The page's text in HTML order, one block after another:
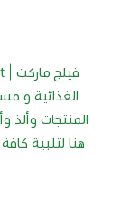
الغذائية و
المنتجات وألذ
هنا لتلبية